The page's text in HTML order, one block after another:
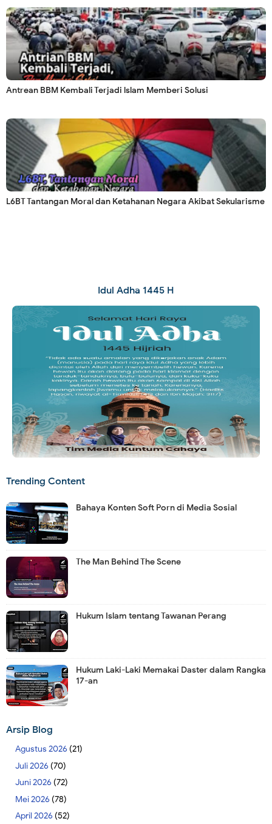
Antrean BBM Kembali Terjadi lslam Memberi Solusi
L6BT Tantangan Moral dan Ketahanan Negara Akibat Sekularisme
Idul Adha 1445 H
Trending Content
Bahaya Konten Soft Porn di Media Sosial
The Man Behind The Scene
Hukum Islam tentang Tawanan Perang
Hukum Laki-Laki Memakai Daster dalam Rangka
17-an
Arsip Blog
Agustus 2026 (21)
Juli 2026 (70)
Juni 2026 (72)
Mei 2026 (78)
April 2026 (52)